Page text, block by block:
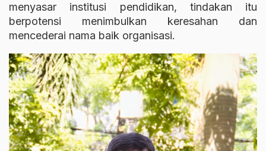
menyasar institusi pendidikan, tindakan itu
berpotensi menimbulkan keresahan dan
mencederai nama baik organisasi.